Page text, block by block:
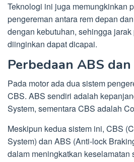
Teknologi ini juga memungkinkan
pengereman antara rem depan
dengan kebutuhan, sehingga
diinginkan dapat dicapai.
Perbedaan ABS
Pada motor ada dua sistem
CBS. ABS sendiri adalah
System, sementara CBS adalah
Meskipun kedua sistem ini, CBS
System) dan ABS (Anti-lock
dalam meningkatkan keselamatan